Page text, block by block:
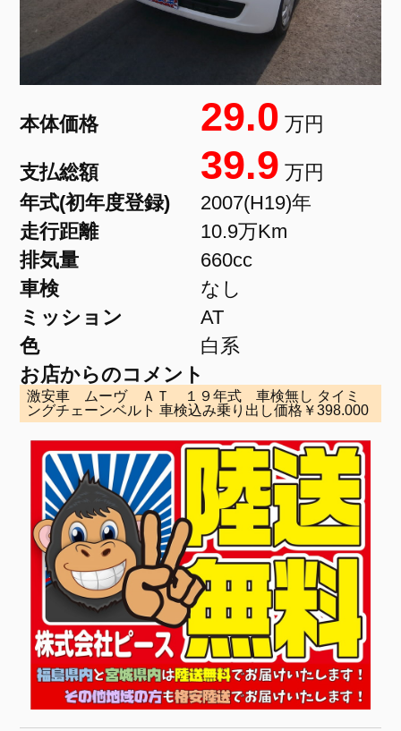
本体価格 29.0 万円
支払総額 39.9 万円
年式(初年度登録)
2007(H19)年
走行距離
10.9万Km
排気量
660cc
車検
なし
ミッション
AT
色
白系
お店からのコメント
激安車 ムーヴ ＡＴ １９年式 車検無し タイミ
ングチェーンベルト 車検込み乗り出し価格￥398.000